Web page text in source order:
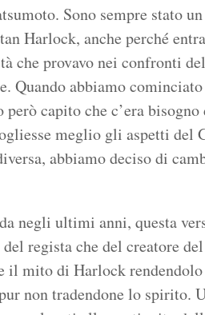
Sono sempre stato
Harlock, anche perché
che provavo nei confronti
Quando abbiamo
capito che c’era bisogno
meglio gli aspetti del
abbiamo deciso di
negli ultimi anni, questa
regista che del creatore del
il mito di Harlock rendendolo
non tradendone lo spirito.